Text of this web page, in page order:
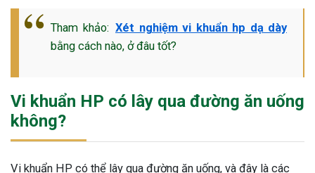
phổ biến, khiến đôi bàn tay,
của chị em trở nên khô...
Tham khảo: Xét nghiệm vi khuẩn hp dạ dày
bằng cách nào, ở đâu tốt?
Vi khuẩn HP có lây qua đường ăn uống
không?
Vi khuẩn HP có thể lây qua đường ăn uống, và đây là các